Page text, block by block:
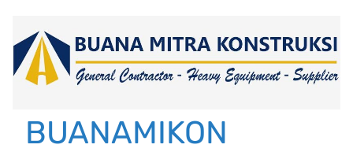
content
BUANAMIKON